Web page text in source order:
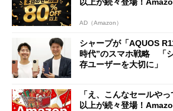
AD（Amazon）
シャープが「AQUOS
時代”のスマホ戦略 「
存ユーザーを大切に」
「え、こんなセールや
以上が続々登場！